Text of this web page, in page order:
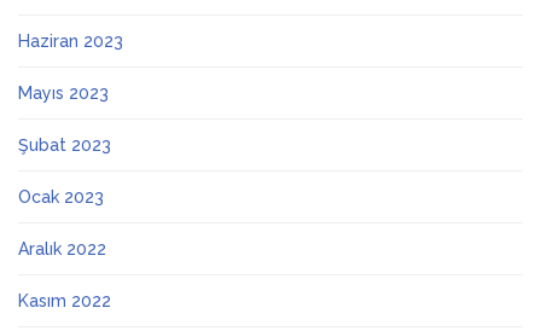
Haziran 2023
Mayıs 2023
Şubat 2023
Ocak 2023
Aralık 2022
Kasım 2022